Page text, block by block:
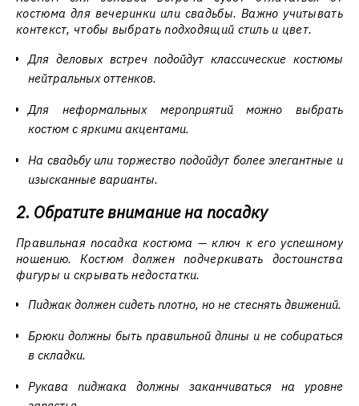
костюма для вечеринки или свадьбы. Важно учитывать
контекст, чтобы выбрать подходящий стиль и цвет.
Для деловых встреч подойдут классические костюмы
нейтральных оттенков.
Для неформальных мероприятий можно выбрать
костюм с яркими акцентами.
На свадьбу или торжество подойдут более элегантные и
изысканные варианты.
2. Обратите внимание на посадку
Правильная посадка костюма — ключ к его успешному
ношению. Костюм должен подчеркивать достоинства
фигуры и скрывать недостатки.
Пиджак должен сидеть плотно, но не стеснять движений.
Брюки должны быть правильной длины и не собираться
в складки.
Рукава пиджака должны заканчиваться на уровне